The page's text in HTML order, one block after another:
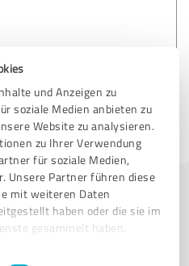
und Anzeigen zu
soziale Medien anbieten zu
Website zu analysieren.
zu Ihrer Verwendung
für soziale Medien,
Unsere Partner führen diese
mit weiteren Daten
haben oder die sie im
gesammelt haben.
zu: